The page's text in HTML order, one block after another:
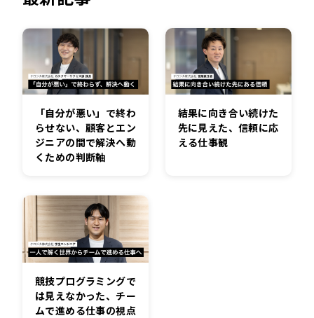
「自分が悪い」で終わ
らせない、顧客とエン
ジニアの間で解決へ動
くための判断軸
結果に向き合い続けた
先に見えた、信頼に応
える仕事観
競技プログラミングで
は見えなかった、チー
ムで進める仕事の視点